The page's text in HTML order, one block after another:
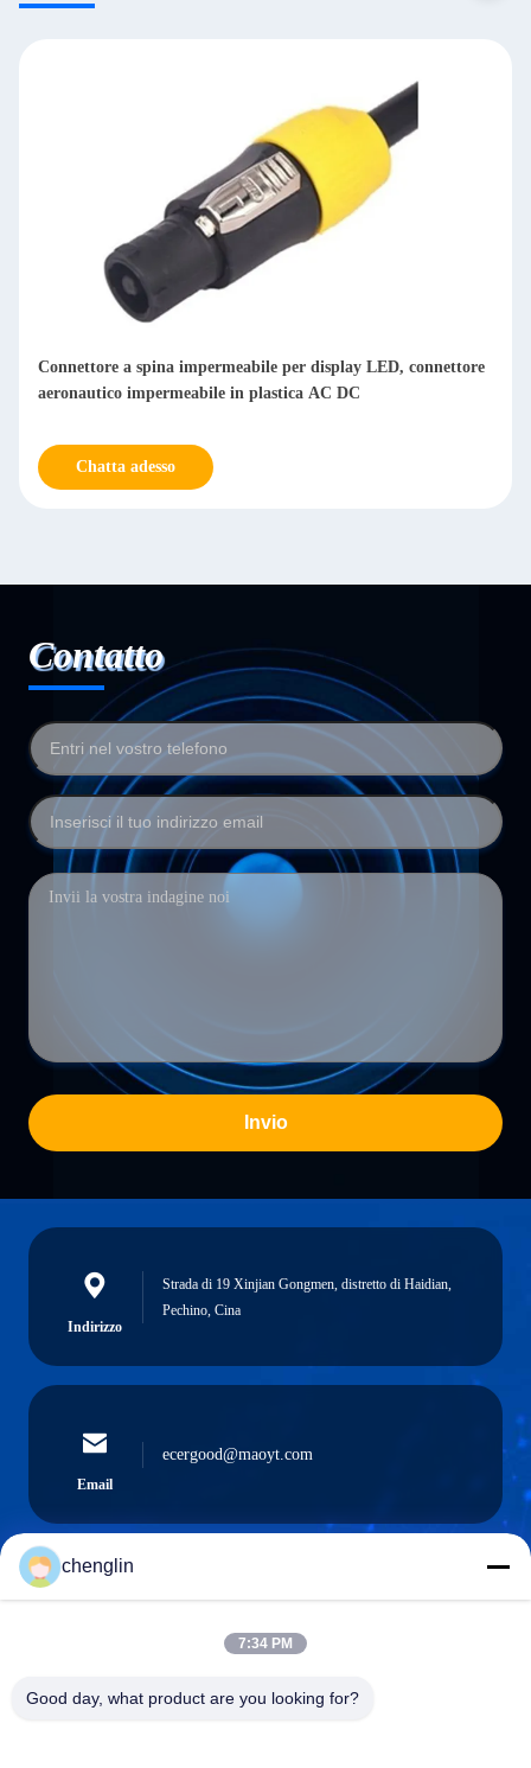
Connettore a spina impermeabile per display LED, connettore
aeronautico impermeabile in plastica AC DC
Chatta adesso
Contatto
Invio
Indirizzo
Strada di 19 Xinjian Gongmen, distretto di Haidian,
Pechino, Cina
Email
ecergood@maoyt.com
chenglin
7:34 PM
Good day, what product are you looking for?